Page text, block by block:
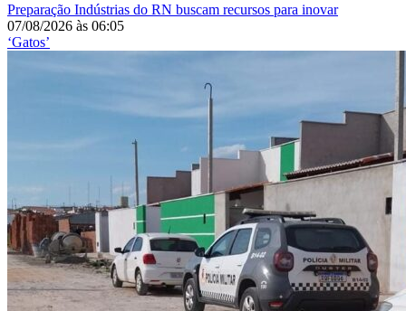
Preparação Indústrias do RN buscam recursos para inovar
07/08/2026 às 06:05
‘Gatos’